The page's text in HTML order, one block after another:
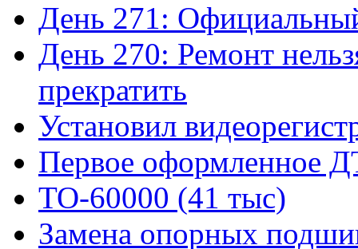
День 271:
День 270: Ремонт
прекратить
Установил
Первое оформленное
ТО-60000 (41 тыс)
Замена опорных